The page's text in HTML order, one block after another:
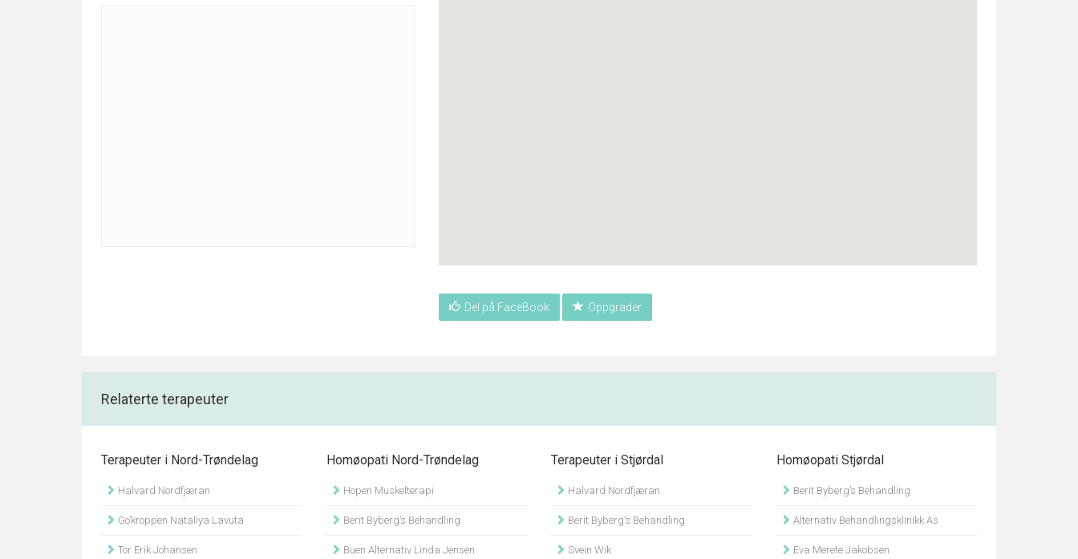
Del på FaceBook Oppgrader
Relaterte terapeuter
Terapeuter i Nord-Trøndelag
Halvard Nordfjæran
Go’kroppen Nataliya Lavuta
Tor Erik Johansen
Homøopati Nord-Trøndelag
Hopen Muskelterapi
Berit Byberg’s Behandling
Buen Alternativ Linda Jensen
Terapeuter i Stjørdal
Halvard Nordfjæran
Berit Byberg’s Behandling
Svein Wik
Homøopati Stjørdal
Berit Byberg’s Behandling
Alternativ Behandlingsklinikk As
Eva Merete Jakobsen